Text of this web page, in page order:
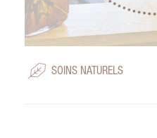
SOINS NATURELS